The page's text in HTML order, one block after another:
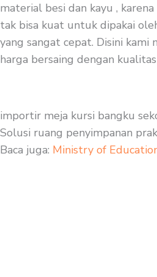
material besi dan kayu ,
tak bisa kuat untuk dipakai
yang sangat cepat. Disini
harga bersaing dengan
importir meja kursi bangku
Solusi ruang penyimpanan
Baca juga: Ministry of